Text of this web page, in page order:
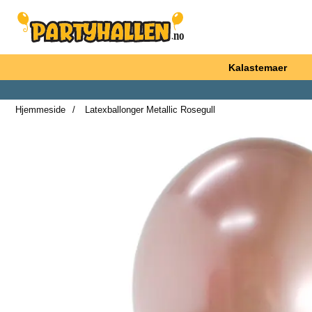
Startsiden for Partyhallen AB
Kalastemaer
Hjemmeside
Latexballonger Metallic Rosegull